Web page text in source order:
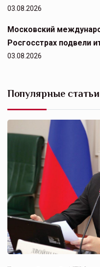
03.08.2026
Московский
Росгосстрах подвели
03.08.2026
Популярные статьи